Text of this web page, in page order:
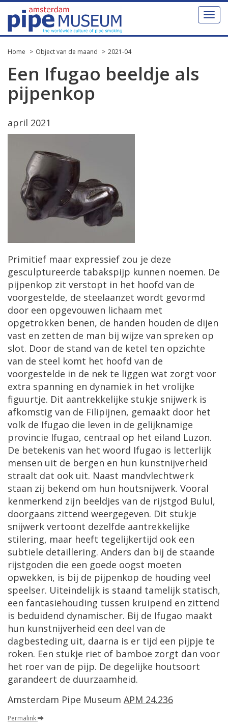
Toggle
Home Object van de maand 2021-04
Een Ifugao beeldje als
pijpenkop
april 2021
Primitief maar expressief zou je deze
gesculptureerde tabakspijp kunnen noemen. De
pijpenkop zit verstopt in het hoofd van de
voorgestelde, de steelaanzet wordt gevormd
door een opgevouwen lichaam met
opgetrokken benen, de handen houden de dijen
vast en zetten de man bij wijze van spreken op
slot. Door de stand van de ketel ten opzichte
van de steel komt het hoofd van de
voorgestelde in de nek te liggen wat zorgt voor
extra spanning en dynamiek in het vrolijke
figuurtje. Dit aantrekkelijke stukje snijwerk is
afkomstig van de Filipijnen, gemaakt door het
volk de Ifugao die leven in de gelijknamige
provincie Ifugao, centraal op het eiland Luzon.
De betekenis van het woord Ifugao is letterlijk
mensen uit de bergen en hun kunstnijverheid
straalt dat ook uit. Naast mandvlechtwerk
staan zij bekend om hun houtsnijwerk. Vooral
kenmerkend zijn beeldjes van de rijstgod Bulul,
doorgaans zittend weergegeven. Dit stukje
snijwerk vertoont dezelfde aantrekkelijke
stilering, maar heeft tegelijkertijd ook een
subtiele detaillering. Anders dan bij de staande
rijstgoden die een goede oogst moeten
opwekken, is bij de pijpenkop de houding veel
speelser. Uiteindelijk is staand tamelijk statisch,
een fantasiehouding tussen kruipend en zittend
is beduidend dynamischer. Bij de Ifugao maakt
hun kunstnijverheid een deel van de
dagbesteding uit, daarna is er tijd een pijpje te
roken. Een stukje riet of bamboe zorgt dan voor
het roer van de pijp. De degelijke houtsoort
garandeert de duurzaamheid.
Amsterdam Pipe Museum APM 24.236
Permalink